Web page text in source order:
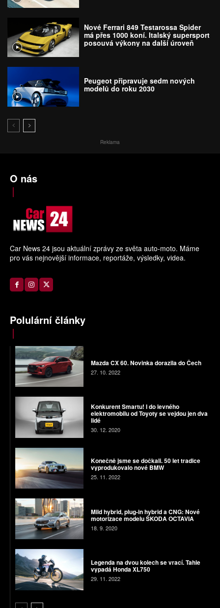
Nové Ferrari 849 Testarossa Spider
má přes 1000 koní. Italský supersport
posouvá výkony na další úroveň
Peugeot připravuje sedm nových
modelů do roku 2030
Reklama
O nás
Car News 24 jsou aktuální zprávy ze světa auto-moto. Máme
pro vás nejnovější informace, reportáže, výsledky, videa.
Polulární články
Mazda CX 60. Novinka dorazila do Čech
27. 10. 2022
Konkurent Smartu! I do levného
elektromobilu od Toyoty se vejdou jen dva
lidé
30. 12. 2020
Konečně jsme se dočkali. 50 let tradice
vyprodukovalo nové BMW
25. 11. 2022
Mild hybrid, plug-in hybrid a CNG: Nové
motorizace modelu ŠKODA OCTAVIA
18. 9. 2020
Legenda na dvou kolech se vrací. Tahle
vypadá Honda XL750
29. 11. 2022